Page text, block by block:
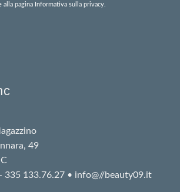
pagina Informativa sulla privacy.
49
335 133.76.27 • info@//beauty09.it